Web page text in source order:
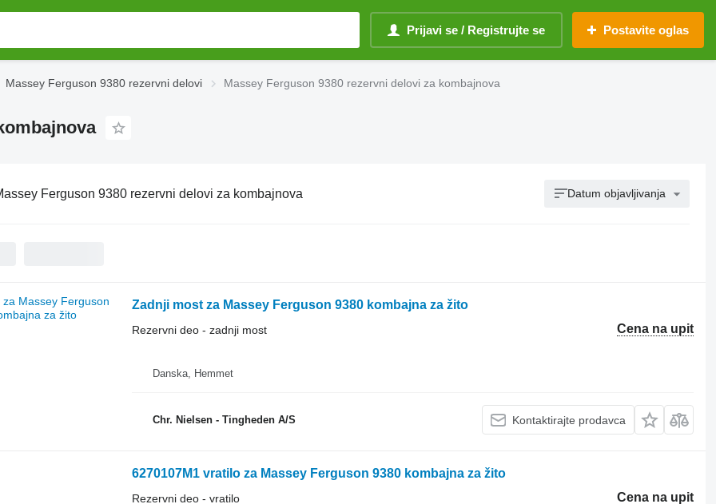
Prijavi se / Registrujte se Postavite oglas
Massey Ferguson 9380 rezervni delovi Massey Ferguson 9380 rezervni delovi za kombajnova
Ferguson 9380 rezervni delovi za kombajnova Datum objavljivanja
Zadnji most za Massey Ferguson 9380 kombajna za žito
Cena na upit
Rezervni deo - zadnji most
Danska, Hemmet
Chr. Nielsen - Tingheden A/S Kontaktirajte prodavca
6270107M1 vratilo za Massey Ferguson 9380 kombajna za žito
Cena na upit
Rezervni deo - vratilo